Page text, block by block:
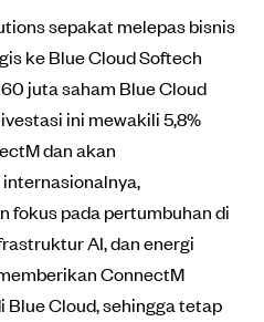
sepakat melepas bisnis
ke Blue Cloud Softech
juta saham Blue Cloud
ini mewakili 5,8%
dan akan
fokus pada pertumbuhan di
AI, dan energi
ConnectM
Blue Cloud, sehingga tetap